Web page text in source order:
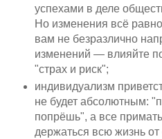
успехами в деле
Но изменения всё
вам не безразлично
изменений — влияйте
"страх и риск";
индивидуализм
не будет абсолютным:
попрёшь", а все
держаться всю жизнь